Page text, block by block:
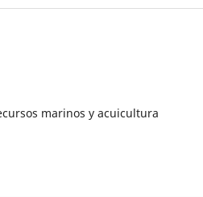
marinos y acuicultura